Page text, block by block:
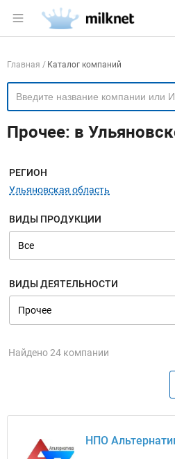
Раздел навигации по
Навигация по
Главная Каталог компаний
Прочее: в
Меню навигации
РЕГИОН
Ульяновская область
ВИДЫ ПРОДУКЦИИ
ВИДЫ ДЕЯТЕЛЬНОСТИ
Найдено 24 компании
НПО